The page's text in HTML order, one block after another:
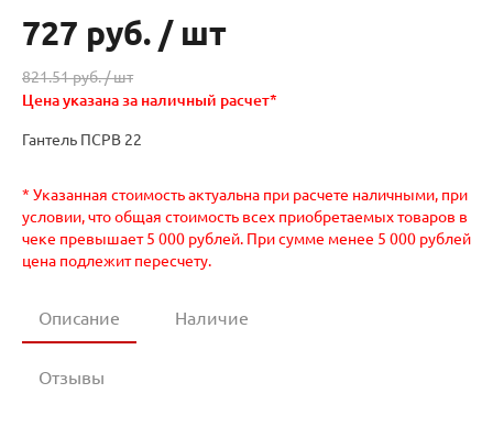
727 руб. / шт
821.51 руб. /шт
Цена указана за наличный расчет*
Гантель ПСРВ 22
* Указанная стоимость актуальна при расчете наличными, при
условии, что общая стоимость всех приобретаемых товаров в
чеке превышает 5 000 рублей. При сумме менее 5 000 рублей
цена подлежит пересчету.
Описание Наличие
Отзывы